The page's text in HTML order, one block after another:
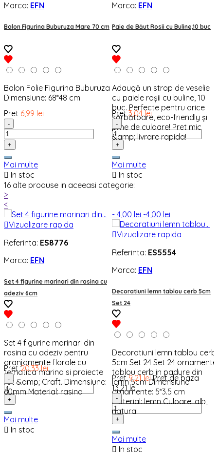
Marca: EFN
Balon Figurina Buburuza Mare 70 cm
Balon Folie Figurina Buburuza
Dimensiune: 68*48 cm
Pret 6,99 lei
-
+
Mai multe
 In stoc
Marca: EFN
Paie de Băut Rosii cu Buline,10 buc
Adaugă un strop de veselie
cu paiele roșii cu buline, 10
buc. Perfecte pentru orice
sărbătoare, eco-friendly și
pline de culoare! Pret mic
&amp; livrare rapida!
Pret 3,04 lei
-
+
Mai multe
 In stoc
16 alte produse in aceeasi categorie:
>
<
Vizualizare rapida
Referinta: ES8776
Marca: EFN
Set 4 figurine marinari din rasina cu
adeziv 6cm
Set 4 figurine marinari din
rasina cu adeziv pentru
aranjamente florale cu
tematica marina si proiecte
Art &amp; Craft. Dimensiune:
60mm Material: rasina
Pret 20,33 lei
-
+
Mai multe
 In stoc
- 4,00 lei -4,00 lei
Vizualizare rapida
Referinta: ES5554
Marca: EFN
Decoratiuni lemn tablou cerb 5cm
Set 24
Decoratiuni lemn tablou cerb
5cm Set 24 Set 24 ornamente
tablou cerb in padure din
lemn 5cm Dimensiune
ornamente: 5*3.5 cm
Material: lemn Culoare: alb,
natural
Pret 9,21 lei Pret de baza
13,21 lei
-
+
Mai multe
 In stoc